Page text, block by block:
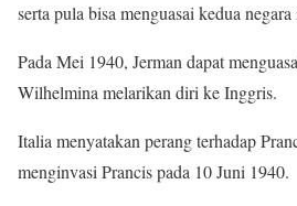
serta pula bisa menguasai kedua negara
Pada Mei 1940, Jerman dapat
Wilhelmina melarikan diri ke Inggris.
Italia menyatakan perang terhadap
menginvasi Prancis pada 10 Juni 1940.